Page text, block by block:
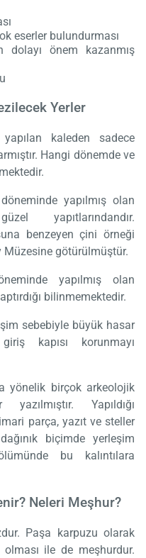
eserler bulundurması
önem kazanmış
Yerler
kaleden sadece
Hangi dönemde ve
yapılmış olan
yapıtlarındandır.
benzeyen çini örneği
Müzesine götürülmüştür.
yapılmış olan
bilinmemektedir.
sebebiyle büyük hasar
kapısı korunmayı
yönelik birçok arkeolojik
Yapıldığı
parça, yazıt ve steller
biçimde yerleşim
bu kalıntılara
Neleri Meşhur?
Paşa karpuzu olarak
ile de meşhurdur.